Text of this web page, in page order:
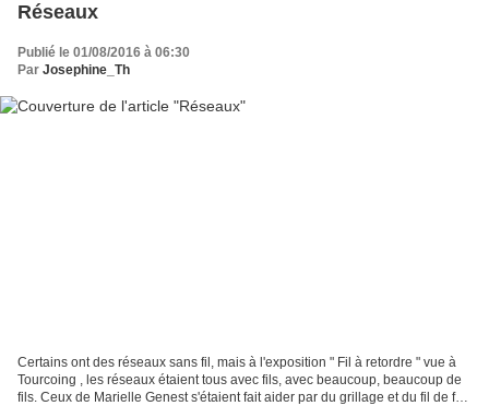
Réseaux
Publié le 01/08/2016 à 06:30
Par Josephine_Th
Certains ont des réseaux sans fil, mais à l'exposition " Fil à retordre " vue à
Tourcoing , les réseaux étaient tous avec fils, avec beaucoup, beaucoup de
fils. Ceux de Marielle Genest s'étaient fait aider par du grillage et du fil de fer,